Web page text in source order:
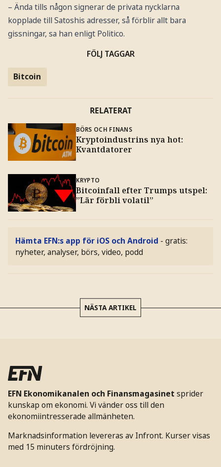
– Ända tills någon signerar de privata nycklarna
kopplade till Satoshis adresser, så förblir allt bara
gissningar, sa han enligt Politico.
FÖLJ TAGGAR
Bitcoin
RELATERAT
BÖRS OCH FINANS
Kryptoindustrins nya hot:
Kvantdatorer
KRYPTO
Bitcoinfall efter Trumps utspel:
”Lär förbli volatil”
Hämta EFN:s app för iOS och Android - gratis:
nyheter, analyser, börs, video, podd
NÄSTA ARTIKEL
EFN Ekonomikanalen och Finansmagasinet sprider
kunskap om ekonomi. Vi vänder oss till den
ekonomiintresserade allmänheten.
Marknadsinformation levereras av Infront. Kurser visas
med 15 minuters fördröjning.